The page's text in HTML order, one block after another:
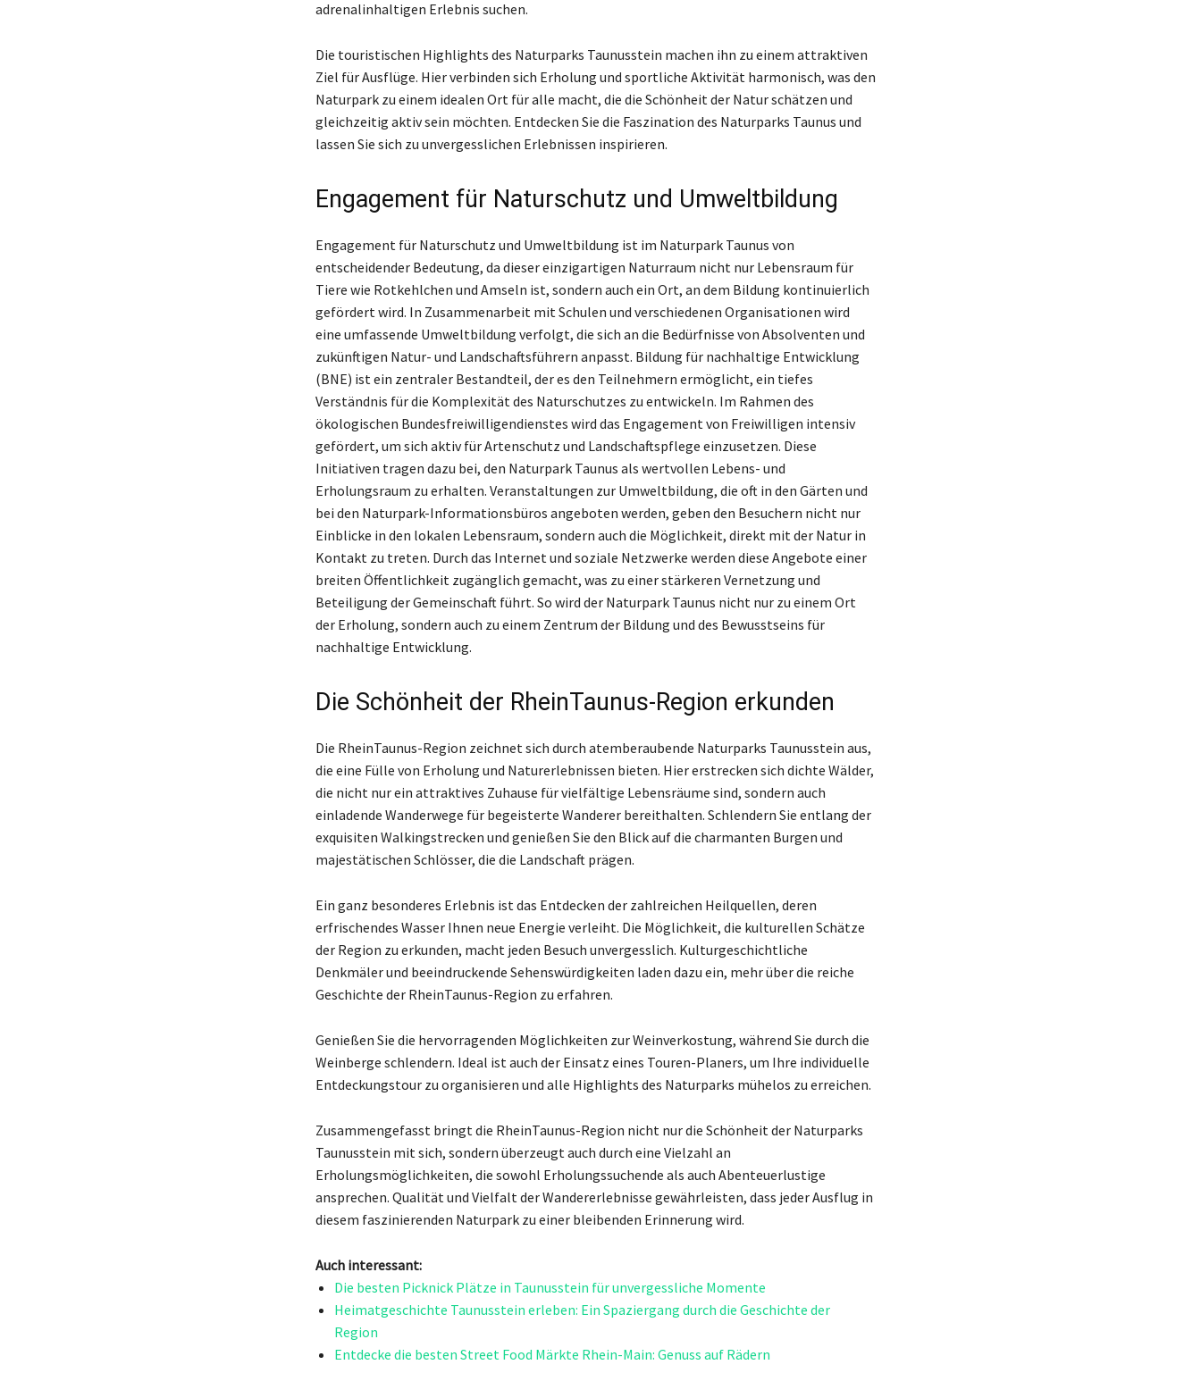
adrenalinhaltigen Erlebnis suchen.
Die touristischen Highlights des Naturparks Taunusstein machen ihn zu einem attraktiven
Ziel für Ausflüge. Hier verbinden sich Erholung und sportliche Aktivität harmonisch, was den
Naturpark zu einem idealen Ort für alle macht, die die Schönheit der Natur schätzen und
gleichzeitig aktiv sein möchten. Entdecken Sie die Faszination des Naturparks Taunus und
lassen Sie sich zu unvergesslichen Erlebnissen inspirieren.
Engagement für Naturschutz und Umweltbildung
Engagement für Naturschutz und Umweltbildung ist im Naturpark Taunus von
entscheidender Bedeutung, da dieser einzigartigen Naturraum nicht nur Lebensraum für
Tiere wie Rotkehlchen und Amseln ist, sondern auch ein Ort, an dem Bildung kontinuierlich
gefördert wird. In Zusammenarbeit mit Schulen und verschiedenen Organisationen wird
eine umfassende Umweltbildung verfolgt, die sich an die Bedürfnisse von Absolventen und
zukünftigen Natur- und Landschaftsführern anpasst. Bildung für nachhaltige Entwicklung
(BNE) ist ein zentraler Bestandteil, der es den Teilnehmern ermöglicht, ein tiefes
Verständnis für die Komplexität des Naturschutzes zu entwickeln. Im Rahmen des
ökologischen Bundesfreiwilligendienstes wird das Engagement von Freiwilligen intensiv
gefördert, um sich aktiv für Artenschutz und Landschaftspflege einzusetzen. Diese
Initiativen tragen dazu bei, den Naturpark Taunus als wertvollen Lebens- und
Erholungsraum zu erhalten. Veranstaltungen zur Umweltbildung, die oft in den Gärten und
bei den Naturpark-Informationsbüros angeboten werden, geben den Besuchern nicht nur
Einblicke in den lokalen Lebensraum, sondern auch die Möglichkeit, direkt mit der Natur in
Kontakt zu treten. Durch das Internet und soziale Netzwerke werden diese Angebote einer
breiten Öffentlichkeit zugänglich gemacht, was zu einer stärkeren Vernetzung und
Beteiligung der Gemeinschaft führt. So wird der Naturpark Taunus nicht nur zu einem Ort
der Erholung, sondern auch zu einem Zentrum der Bildung und des Bewusstseins für
nachhaltige Entwicklung.
Die Schönheit der RheinTaunus-Region erkunden
Die RheinTaunus-Region zeichnet sich durch atemberaubende Naturparks Taunusstein aus,
die eine Fülle von Erholung und Naturerlebnissen bieten. Hier erstrecken sich dichte Wälder,
die nicht nur ein attraktives Zuhause für vielfältige Lebensräume sind, sondern auch
einladende Wanderwege für begeisterte Wanderer bereithalten. Schlendern Sie entlang der
exquisiten Walkingstrecken und genießen Sie den Blick auf die charmanten Burgen und
majestätischen Schlösser, die die Landschaft prägen.
Ein ganz besonderes Erlebnis ist das Entdecken der zahlreichen Heilquellen, deren
erfrischendes Wasser Ihnen neue Energie verleiht. Die Möglichkeit, die kulturellen Schätze
der Region zu erkunden, macht jeden Besuch unvergesslich. Kulturgeschichtliche
Denkmäler und beeindruckende Sehenswürdigkeiten laden dazu ein, mehr über die reiche
Geschichte der RheinTaunus-Region zu erfahren.
Genießen Sie die hervorragenden Möglichkeiten zur Weinverkostung, während Sie durch die
Weinberge schlendern. Ideal ist auch der Einsatz eines Touren-Planers, um Ihre individuelle
Entdeckungstour zu organisieren und alle Highlights des Naturparks mühelos zu erreichen.
Zusammengefasst bringt die RheinTaunus-Region nicht nur die Schönheit der Naturparks
Taunusstein mit sich, sondern überzeugt auch durch eine Vielzahl an
Erholungsmöglichkeiten, die sowohl Erholungssuchende als auch Abenteuerlustige
ansprechen. Qualität und Vielfalt der Wandererlebnisse gewährleisten, dass jeder Ausflug in
diesem faszinierenden Naturpark zu einer bleibenden Erinnerung wird.
Auch interessant:
Die besten Picknick Plätze in Taunusstein für unvergessliche Momente
Heimatgeschichte Taunusstein erleben: Ein Spaziergang durch die Geschichte der
Region
Entdecke die besten Street Food Märkte Rhein-Main: Genuss auf Rädern